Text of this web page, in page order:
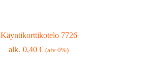
Käyntikorttikotelo 7726
0,40€ (alv 0%)